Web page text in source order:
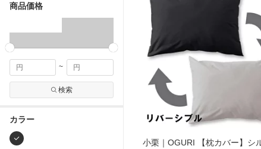
商品価格
~
検索
カラー
小栗｜OGURI 【枕カバー】シ